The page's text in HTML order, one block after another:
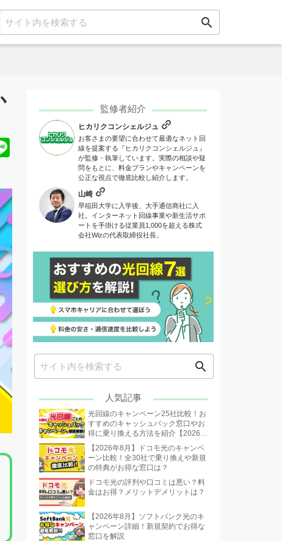
search
Line
監修者紹介
ヒカリクコンシェルジュ
お客さまの要望に合わせて最適なネット回
線を提案する『ヒカリクコンシェルジュ』
が監修・執筆しています。実際の相談や疑
問をもとに、料金プランやキャンペーンを
公正な視点で徹底比較し紹介します。
山崎
早稲田大学に入学後、大手通信商社に入
社。インターネット回線事業や新生活サポ
ートを手掛ける従業員1,000を超える株式
会社Wizの代表取締役社長。
search
人気記事
光回線のキャンペーン25社比較！お
すすめのキャッシュバック窓口やお
得に乗り換える方法を紹介【2026年
8月】
【2026年8月】ドコモ光のキャンペ
ーン比較！全30社で乗り換えや新規
の特典がお得な窓口は？
ドコモ光の評判や口コミは悪い？料
金はお得？メリットデメリットは？
【2026年8月】ソフトバンク光のキ
ャンペーン詳細！新規契約でお得な
窓口を解説